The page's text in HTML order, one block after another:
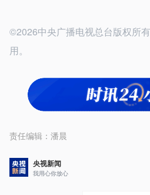
©2026中央广播电视总台版权所
用。
责任编辑： 潘晨
央视新闻
我用心你放心